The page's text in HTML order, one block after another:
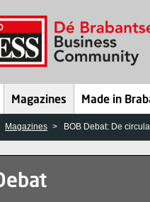
Magazines Made in
Magazines BOB Debat: De